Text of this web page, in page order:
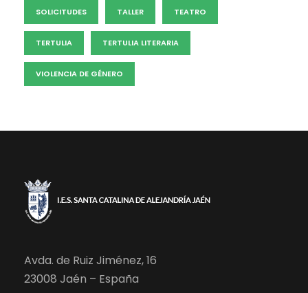
SOLICITUDES TALLER TEATRO
TERTULIA TERTULIA LITERARIA
VIOLENCIA DE GÉNERO
Avda. de Ruiz Jiménez, 16
23008 Jaén – España